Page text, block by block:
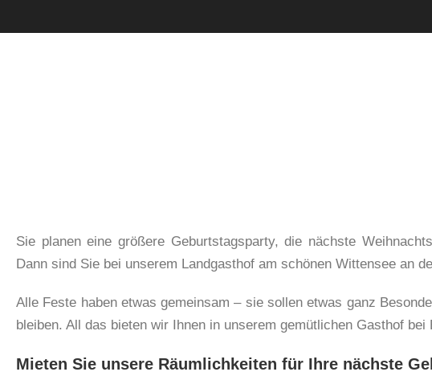
Sie planen eine größere Geburtstagsparty, die nächste
Dann sind Sie bei unserem Landgasthof am schönen Wittensee an
Alle Feste haben etwas gemeinsam – sie sollen etwas ganz
bleiben. All das bieten wir Ihnen in unserem gemütlichen Gasthof bei
Mieten Sie unsere Räumlichkeiten für Ihre nächste